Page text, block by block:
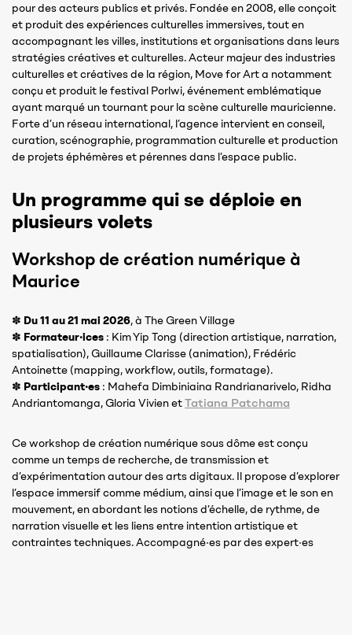
pour des acteurs publics et privés. Fondée en 2008, elle conçoit
et produit des expériences culturelles immersives, tout en
accompagnant les villes, institutions et organisations dans leurs
stratégies créatives et culturelles. Acteur majeur des industries
culturelles et créatives de la région, Move for Art a notamment
conçu et produit le festival Porlwi, événement emblématique
ayant marqué un tournant pour la scène culturelle mauricienne.
Forte d’un réseau international, l’agence intervient en conseil,
curation, scénographie, programmation culturelle et production
de projets éphémères et pérennes dans l’espace public.
Un programme qui se déploie en
plusieurs volets
Workshop de création numérique à
Maurice
✽ Du 11 au 21 mai 2026, à The Green Village
✽ Formateur·ices : Kim Yip Tong (direction artistique, narration,
spatialisation), Guillaume Clarisse (animation), Frédéric
Antoinette (mapping, workflow, outils, formatage).
✽ Participant·es : Mahefa Dimbiniaina Randrianarivelo, Ridha
Andriantomanga, Gloria Vivien etTatiana Patchama
Ce workshop de création numérique sous dôme est conçu
comme un temps de recherche, de transmission et
d’expérimentation autour des arts digitaux. Il propose d’explorer
l’espace immersif comme médium, ainsi que l’image et le son en
mouvement, en abordant les notions d’échelle, de rythme, de
narration visuelle et les liens entre intention artistique et
contraintes techniques. Accompagné·es par des expert·es